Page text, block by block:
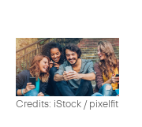
Credits: iStock / pixelfit